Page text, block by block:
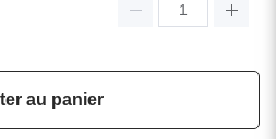
au panier